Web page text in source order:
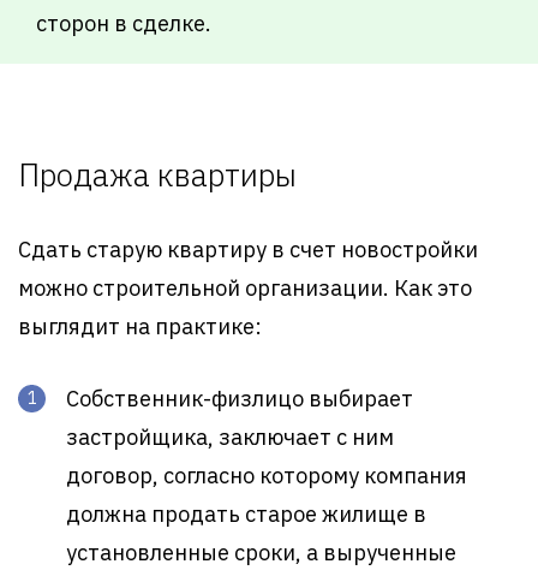
сторон в сделке.
Продажа квартиры
Сдать старую квартиру в счет новостройки
можно строительной организации. Как это
выглядит на практике:
Собственник-физлицо выбирает
застройщика, заключает с ним
договор, согласно которому компания
должна продать старое жилище в
установленные сроки, а вырученные